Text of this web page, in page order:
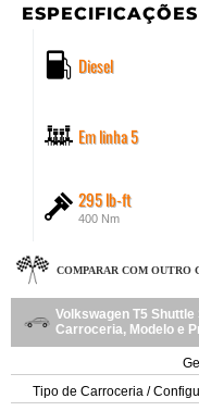
Diesel
Em linha 5
295 lb-ft
400 Nm
COMPARAR COM OUTRO
Volkswagen T5 Shuttle
Carroceria, Modelo e
Tipo de Carroceria /